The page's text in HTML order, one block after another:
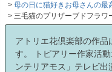
母の日に猫好きお母さんの最
三毛猫のプリザーブドフラワ
アトリエ花倶楽部の作品
す。 トピアリー作家活
ンテリアモス」テレビ